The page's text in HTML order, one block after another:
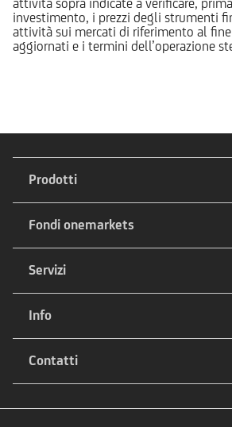
investimento, i prezzi degli strumenti
attività sui mercati di riferimento al fine
aggiornati e i termini dell’operazione
Prodotti
Fondi onemarkets
Servizi
Info
Contatti